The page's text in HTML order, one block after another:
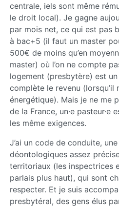
centrale, iels sont même
le droit local). Je gagne
par mois net, ce qui est pas
à bac+5 (il faut un master
500€ de moins qu’en
master) où l’on ne compte
logement (presbytère) est
complète le revenu (lorsqu’il
énergétique). Mais je ne me
de la France, un·e pasteur·e
les même exigences.
J’ai un code de conduite,
déontologiques assez
territoriaux (les inspectrices
parlais plus haut), qui sont
respecter. Et je suis
presbytéral, des gens élus